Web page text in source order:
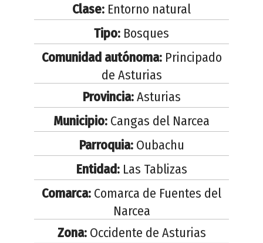
Clase: Entorno natural
Tipo: Bosques
Comunidad autónoma:Principado
de Asturias
Provincia:Asturias
Municipio: Cangas del Narcea
Parroquia: Oubachu
Entidad: Las Tablizas
Comarca: Comarca de Fuentes del
Narcea
Zona:Occidente de Asturias